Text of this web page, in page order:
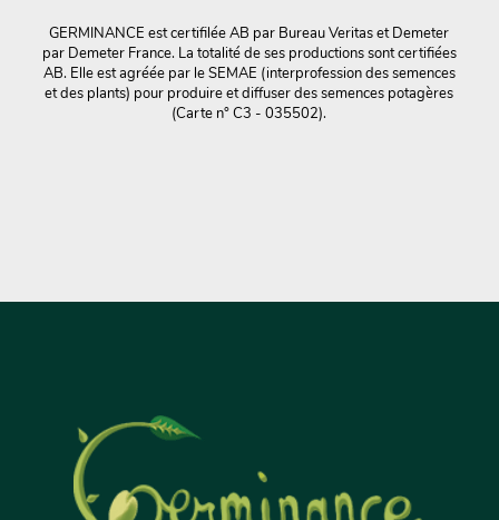
GERMINANCE est certifilée AB par Bureau Veritas et Demeter
par Demeter France. La totalité de ses productions sont certifiées
AB. Elle est agréée par le SEMAE (interprofession des semences
et des plants) pour produire et diffuser des semences potagères
(Carte n° C3 - 035502).